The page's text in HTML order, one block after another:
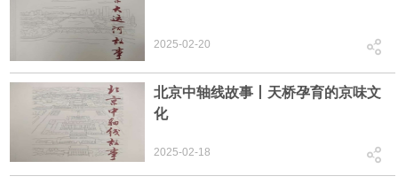
2025-02-20
北京中轴线故事丨天桥孕育的京味文
化
2025-02-18